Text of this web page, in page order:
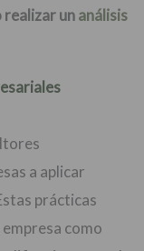
unanálisis
a aplicar
prácticas
como